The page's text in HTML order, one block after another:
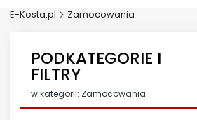
E-Kosta.pl Zamocowania
PODKATEGORIE I
FILTRY
w kategorii: Zamocowania